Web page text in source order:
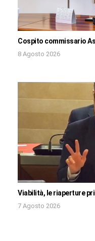
Cospito commissario
8 Agosto 2026
Viabilità, le riaperture
7 Agosto 2026